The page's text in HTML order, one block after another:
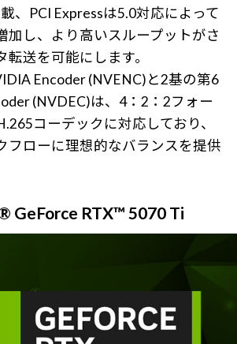
、PCI Expressは5.0対応によって
加し、より高いスループットがさ
転送を可能にします。
Encoder (NVENC)と2基の第6
(NVDEC)は、4：2：2フォー
コーデックに対応しており、
フローに理想的なバランスを提供
GeForce RTX™ 5070 Ti